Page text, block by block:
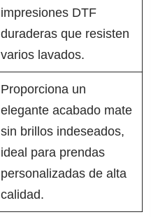
impresiones DTF
duraderas que resisten
varios lavados.
Proporciona un
elegante acabado mate
sin brillos indeseados,
ideal para prendas
personalizadas de alta
calidad.